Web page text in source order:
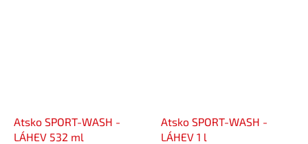
Atsko SPORT-WASH -
LÁHEV 532 ml
Atsko SPORT-WASH -
LÁHEV 1 l